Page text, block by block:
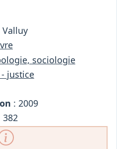
sociologie
justice
: 2009